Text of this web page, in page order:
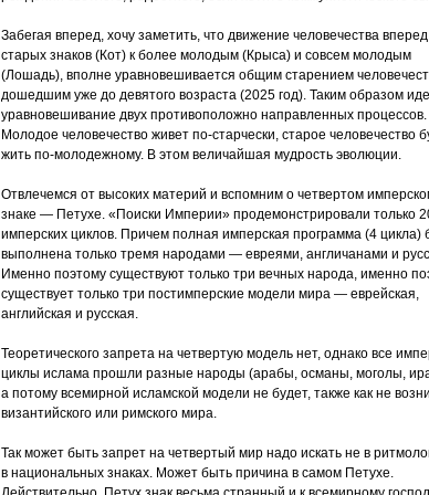
Забегая вперед, хочу заметить, что движение человечества
старых знаков (Кот) к более молодым (Крыса) и совсем молодым
(Лошадь), вполне уравновешивается общим старением
дошедшим уже до девятого возраста (2025 год). Таким образом
уравновешивание двух противоположно направленных процессов.
Молодое человечество живет по-старчески, старое человечество
жить по-молодежному. В этом величайшая мудрость эволюции.
Отвлечемся от высоких материй и вспомним о четвертом
знаке — Петухе. «Поиски Империи» продемонстрировали только
имперских циклов. Причем полная имперская программа (4 цикла)
выполнена только тремя народами — евреями, англичанами и
Именно поэтому существуют только три вечных народа, именно
существует только три постимперские модели мира — еврейская,
английская и русская.
Теоретического запрета на четвертую модель нет, однако все
циклы ислама прошли разные народы (арабы, османы, моголы,
а потому всемирной исламской модели не будет, также как не
византийского или римского мира.
Так может быть запрет на четвертый мир надо искать не в
в национальных знаках. Может быть причина в самом Петухе.